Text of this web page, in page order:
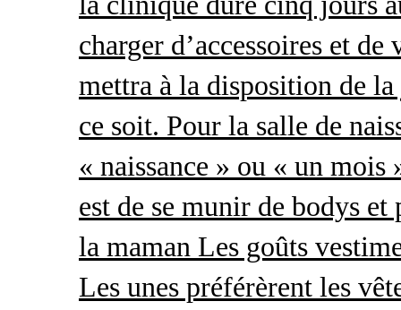
charger d’accessoires et
mettra à la disposition de
ce soit. Pour la salle de
« naissance » ou « un
est de se munir de bodys
la maman Les goûts
Les unes préférèrent les